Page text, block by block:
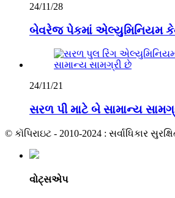
24/11/28
બેવરેજ પેકમાં એલ્યુમિનિયમ
24/11/21
સરળ પી માટે બે સામાન્ય
© કૉપિરાઇટ - 2010-2024 : સર્વાધિકાર
વોટ્સએપ